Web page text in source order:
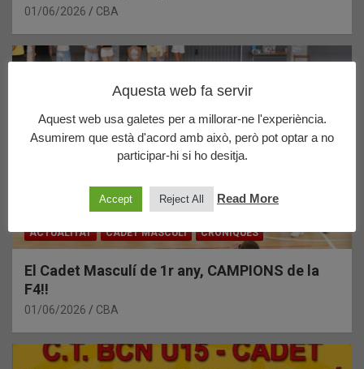
01/06/2026 CBA
ACTUALITAT CADET MASCULÍ CRÒNIQUES
El Cadet Masculí de 1r any, CAMPIONS de la
F4!!
01/06/2026 CBA
Aquesta web fa servir
Aquest web usa galetes per a millorar-ne l'experiència.
Asumirem que està d'acord amb això, però pot optar a no
participar-hi si ho desitja.
Accept Reject All Read More